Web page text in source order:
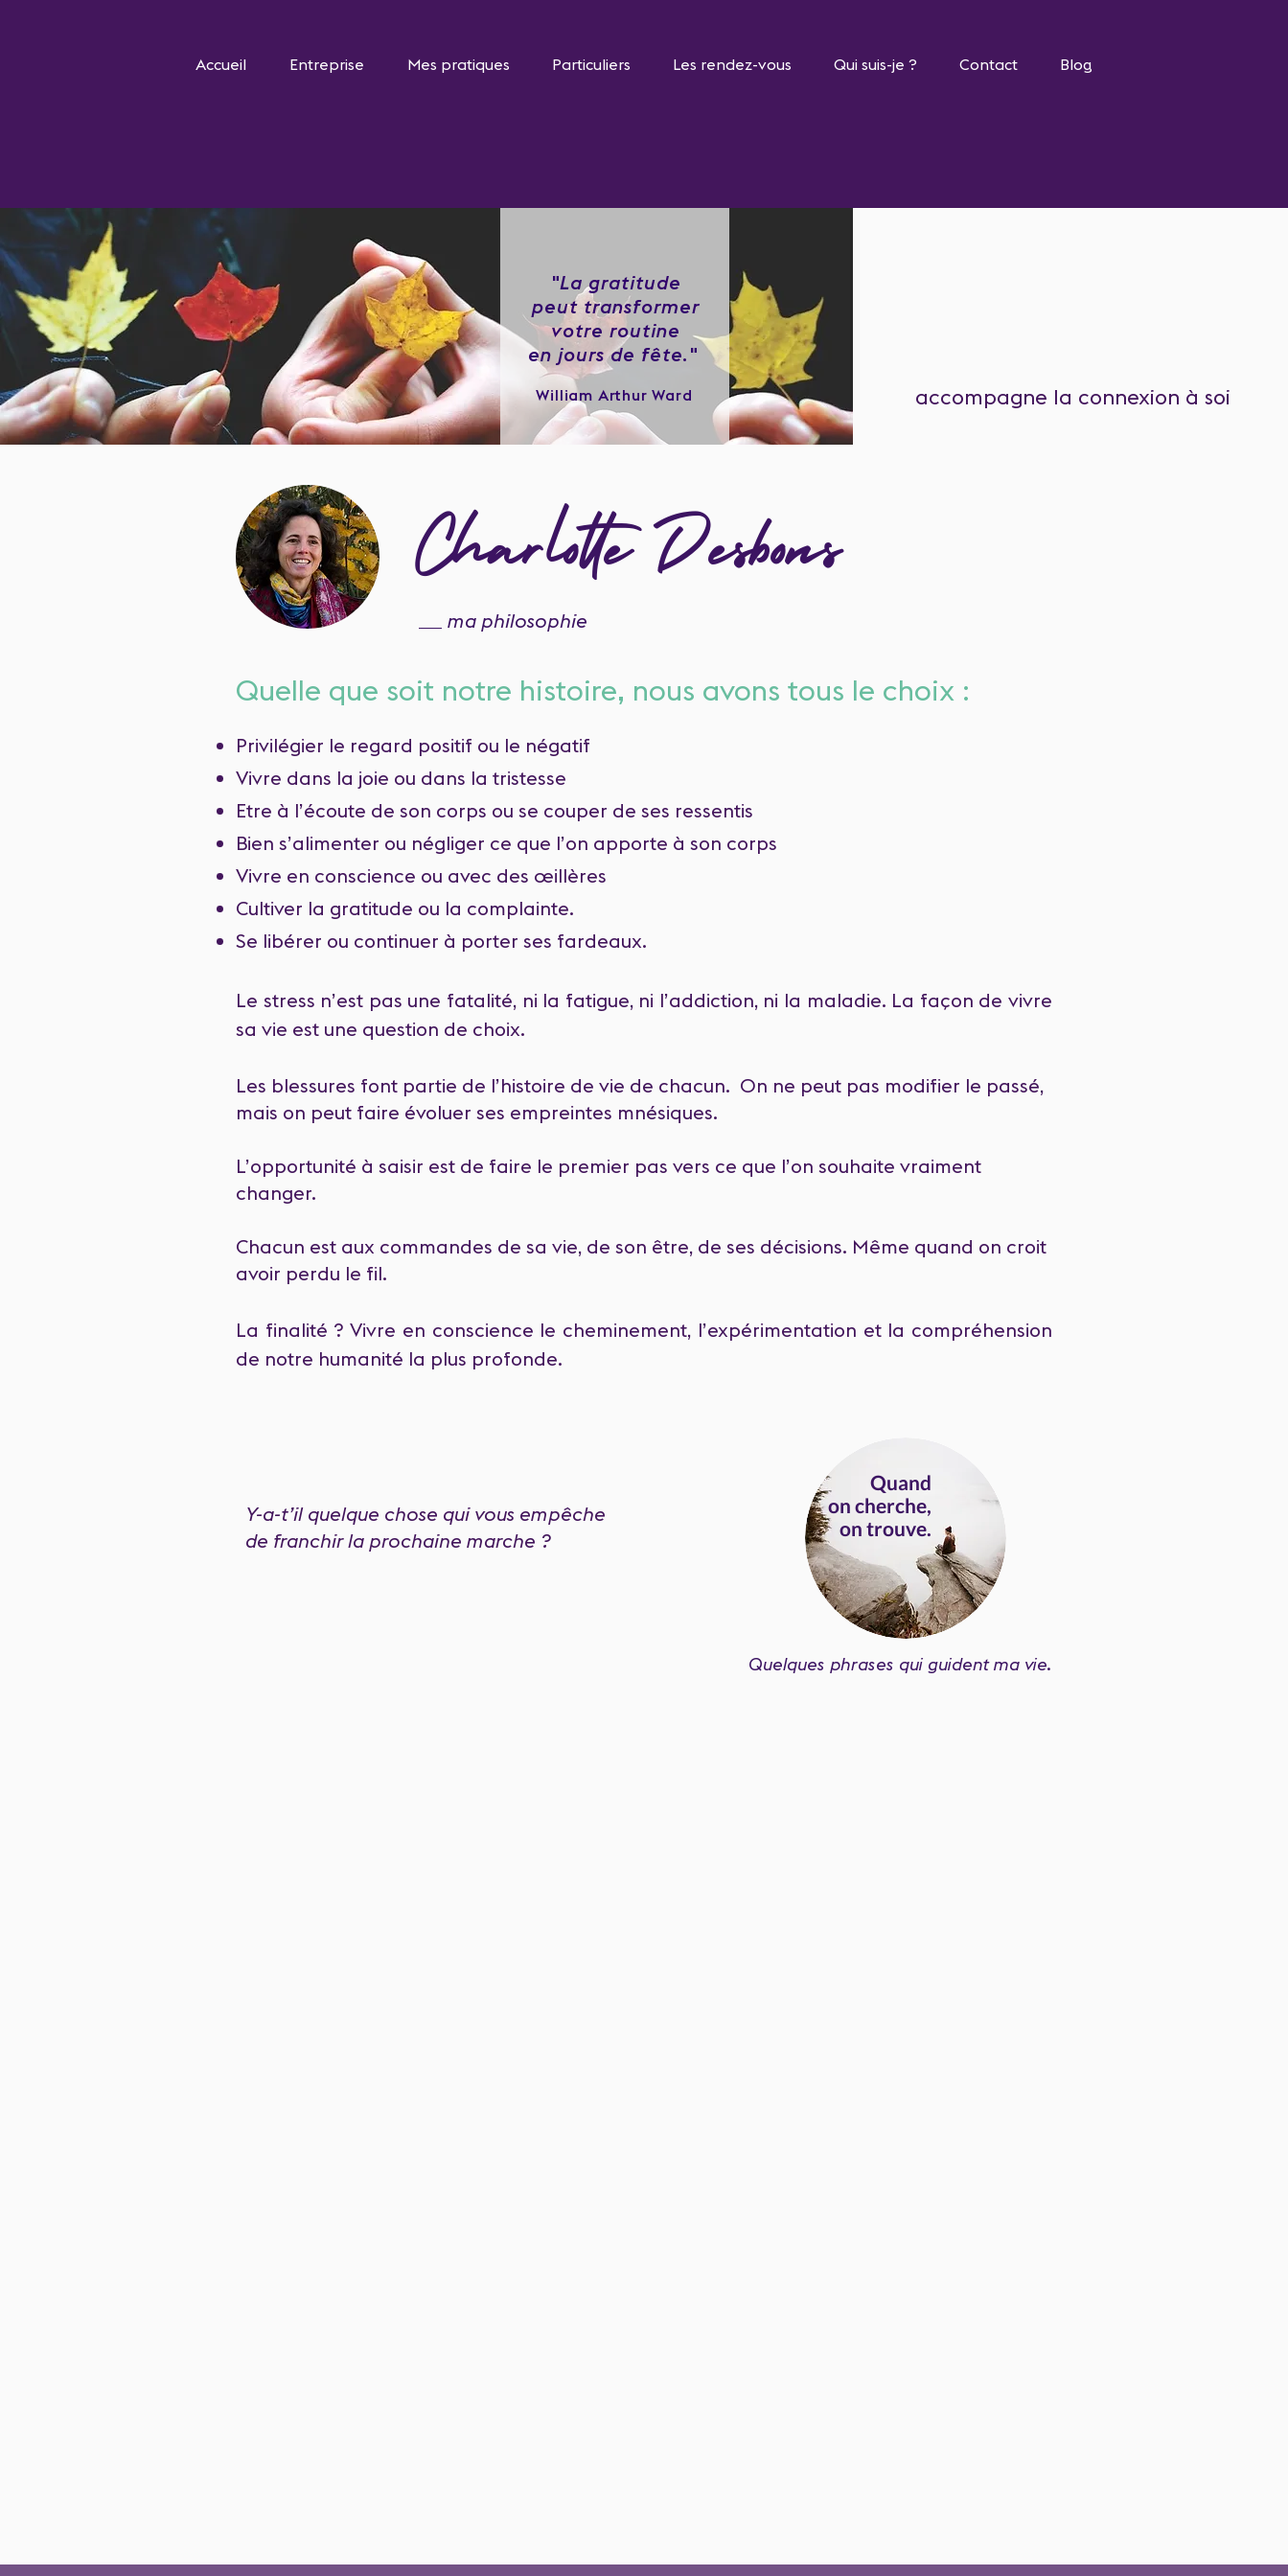
Accueil Entreprise Mes pratiques Particuliers Les rendez-vous Qui suis-je ? Contact Blog
accompagne la connexion à soi
"La gratitude
peut transformer
votre routine
en jours de fête."
William Arthur Ward
Charlotte Desbons
ma philosophie
Quelle que soit notre histoire, nous avons tous le choix :
Privilégier le regard positif ou le négatif
Vivre dans la joie ou dans la tristesse
Etre à l’écoute de son corps ou se couper de ses ressentis
Bien s’alimenter ou négliger ce que l’on apporte à son corps
Vivre en conscience ou avec des œillères
Cultiver la gratitude ou la complainte.
Se libérer ou continuer à porter ses fardeaux.
Le stress n’est pas une fatalité, ni la fatigue, ni l’addiction, ni la maladie. La façon de vivre
sa vie est une question de choix.
Les blessures font partie de l’histoire de vie de chacun. On ne peut pas modifier le passé,
mais on peut faire évoluer ses empreintes mnésiques.
L’opportunité à saisir est de faire le premier pas vers ce que l’on souhaite vraiment
changer.
Chacun est aux commandes de sa vie, de son être, de ses décisions. Même quand on croit
avoir perdu le fil.
La finalité ? Vivre en conscience le cheminement, l’expérimentation et la compréhension
de notre humanité la plus profonde.
Y-a-t’il quelque chose qui vous empêche
de franchir la prochaine marche ?
Quand
on cherche,
on trouve.
Quelques phrases qui guident ma vie.